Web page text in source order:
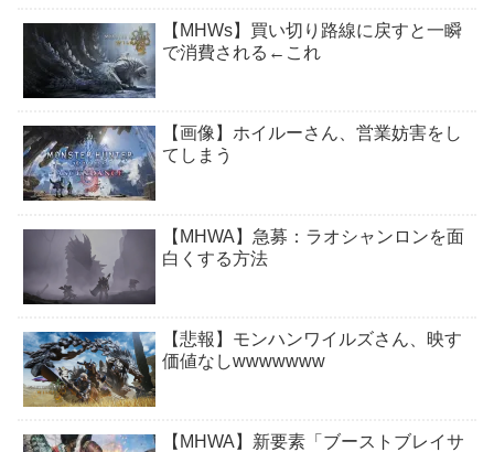
【MHWs】買い切り路線に戻すと一瞬
で消費される←これ
【画像】ホイルーさん、営業妨害をし
てしまう
【MHWA】急募：ラオシャンロンを面
白くする方法
【悲報】モンハンワイルズさん、映す
価値なしwwwwwww
【MHWA】新要素「ブーストブレイサ